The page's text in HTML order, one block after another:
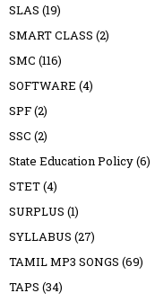
SLAS (19)
SMART CLASS (2)
SMC (116)
SOFTWARE (4)
SPF(2)
SSC (2)
State Education Policy(6)
STET(4)
SURPLUS (1)
SYLLABUS (27)
TAMIL MP3 SONGS (69)
TAPS (34)